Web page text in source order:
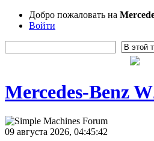
Добро пожаловать на
Войти
Mercedes-Benz
09 августа 2026, 04:45:42